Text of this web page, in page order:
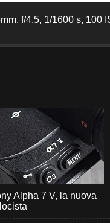
f/4.5, 1/1600 s, 100
Alpha 7 V, la nuova